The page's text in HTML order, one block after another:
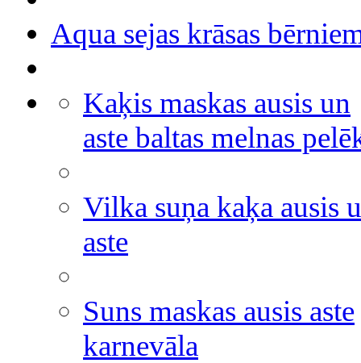
Aqua sejas krāsas
Kaķis maskas ausis un
aste baltas melnas
Vilka suņa kaķa ausis
aste
Suns maskas ausis aste
karnevāla